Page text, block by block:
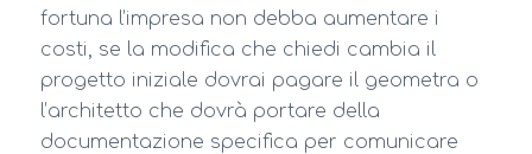
fortuna l’impresa non debba aumentare i
costi, se la modifica che chiedi cambia il
progetto iniziale dovrai pagare il geometra o
l’architetto che dovrà portare della
documentazione specifica per comunicare